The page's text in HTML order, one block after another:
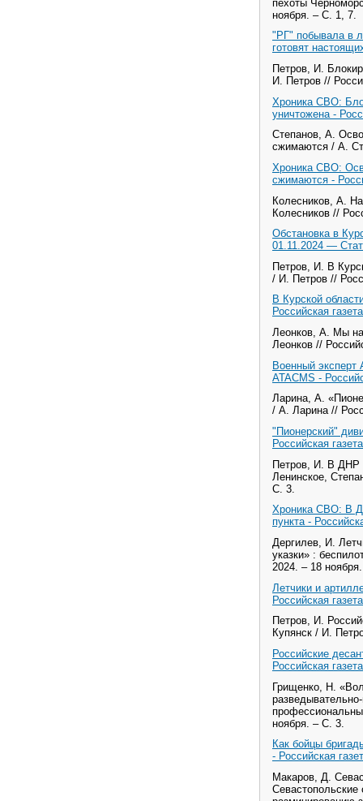
пехоты
ноября. – С. 1, 7.
"РГ" побывала в
готовят
Петров, И.
И. Петров //
Хроника СВО:
уничтожена -
Степанов, А.
сжимаются / А.
Хроника СВО:
сжимаются -
Колесников, А.
Колесников //
Обстановка в
01.11.2024 —
Петров, И. В
/ И. Петров //
В Курской
Российская газета
Леонков, А. Мы
Леонков //
Военный эксперт
ATACMS -
Ларина, А.
/ А. Ларина //
"Пионерский"
Российская газета
Петров, И. В ДНР
Ленинское,
С. 3.
Хроника СВО: В
пункта -
Дергилев, И.
указки» :
2024. – 18
Летчики и
Российская газета
Петров, И.
Купянск / И.
Российские
Российская газета
Грищенко, Н.
ноября. – С. 3.
Как бойцы
- Российская
Макаров, Д.